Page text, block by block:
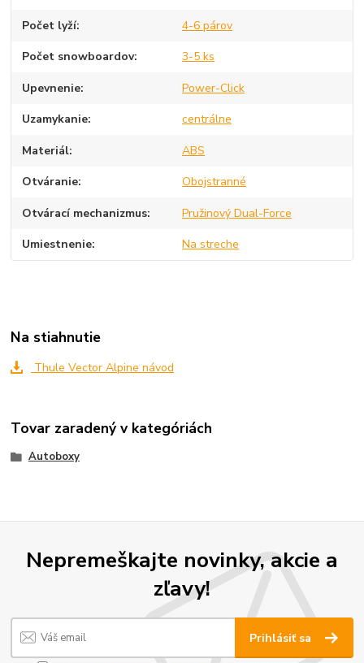
Počet lyží 4-6 párov
Počet snowboardov 3-5 ks
Upevnenie Power-Click
Uzamykanie centrálne
Materiál ABS
Otváranie Obojstranné
Otvárací mechanizmus Pružinový Dual-Force
Umiestnenie Na streche
Na stiahnutie
Thule Vector Alpine návod
Tovar zaradený v kategóriách
Autoboxy
Nepremeškajte novinky, akcie a
zľavy!
Prihlásiť sa